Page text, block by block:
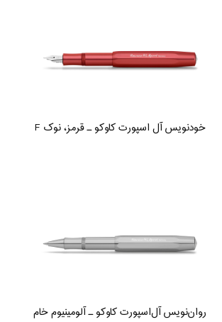
خودنویس آل اسپورت کاوکو ـ قرمز، نوک F
روان‌نویس آل‌اسپورت کاوکو ـ آلومینیوم خام